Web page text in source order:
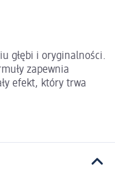
głębi i oryginalności.
zapewnia
efekt, który trwa